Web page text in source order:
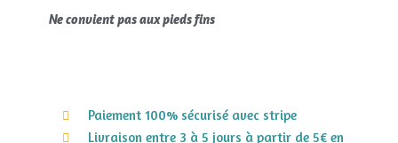
Ne convient pas aux pieds fins
Paiement 100% sécurisé avec stripe
Livraison entre 3 à 5 jours à partir de 5€ en